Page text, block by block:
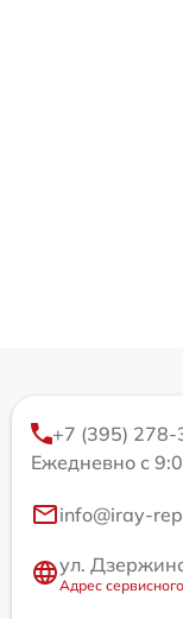
+7 (395) 278-
Ежедневно с
info@iray-
ул.
Адрес